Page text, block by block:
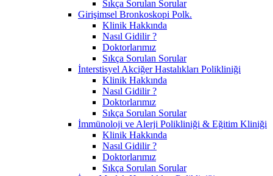
Sıkça Sorulan Sorular
Girişimsel Bronkoskopi Polk.
Klinik Hakkında
Nasıl Gidilir ?
Doktorlarımız
Sıkça Sorulan Sorular
İnterstisyel Akciğer Hastalıkları Polikliniği
Klinik Hakkında
Nasıl Gidilir ?
Doktorlarımız
Sıkça Sorulan Sorular
İmmünoloji ve Alerji Polikliniği & Eğitim Kliniği
Klinik Hakkında
Nasıl Gidilir ?
Doktorlarımız
Sıkça Sorulan Sorular